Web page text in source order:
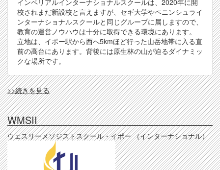
インペリアルインターナショナルスクールは、2020年に開
校されまだ新設校と言えますが、セギ大学やペニンシュライ
ンターナショナルスクールと同じグループに属しますので、
教育の運営ノウハウは十分に取得できる環境にあります。
立地は、イポー駅から西へ5kmほど行った山岳地帯に入る直
前の高台にあります。背後には原生林の山が迫るダイナミッ
クな場所です。
IIS
の
>>続きを見る
WMSII
ウェスリーメソジストスクール・イポー （インターナショナル）